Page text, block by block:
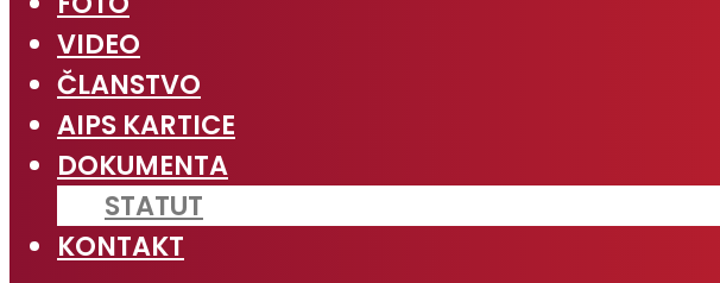
VIDEO
ČLANSTVO
AIPS KARTICE
DOKUMENTA
STATUT
KONTAKT